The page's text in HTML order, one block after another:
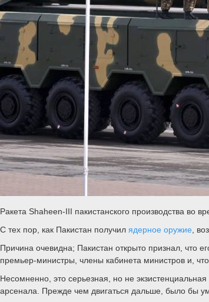
Ракета Shaheen-III пакистанского производства во
С тех пор, как Пакистан получил ядерное оружие ,
Причина очевидна; Пакистан открыто признал, что
премьер-министры, члены кабинета министров и,
Несомненно, это серьезная, но не экзистенциальная
арсенала. Прежде чем двигаться дальше, было бы